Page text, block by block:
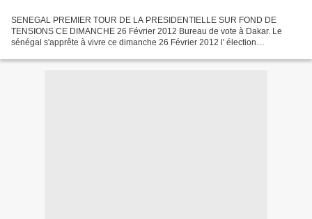
SENEGAL PREMIER TOUR DE LA PRESIDENTIELLE SUR FOND DE
TENSIONS CE DIMANCHE 26 Février 2012 Bureau de vote à Dakar. Le
sénégal s'apprête à vivre ce dimanche 26 Février 2012 l' élection